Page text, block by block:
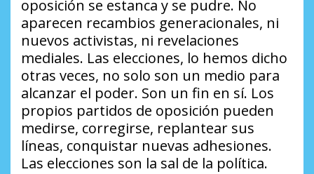
oposición se estanca y se pudre. No
aparecen recambios generacionales, ni
nuevos activistas, ni revelaciones
mediales. Las elecciones, lo hemos dicho
otras veces, no solo son un medio para
alcanzar el poder. Son un fin en sí. Los
propios partidos de oposición pueden
medirse, corregirse, replantear sus
líneas, conquistar nuevas adhesiones.
Las elecciones son la sal de la política.